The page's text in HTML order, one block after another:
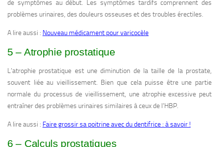
de symptômes au début. Les symptômes tardifs comprennent des
problèmes urinaires, des douleurs osseuses et des troubles érectiles.
A lire aussi : Nouveau médicament pour varicocèle
5 – Atrophie prostatique
L’atrophie prostatique est une diminution de la taille de la prostate,
souvent liée au vieillissement. Bien que cela puisse être une partie
normale du processus de vieillissement, une atrophie excessive peut
entraîner des problèmes urinaires similaires à ceux de l’HBP.
A lire aussi : Faire grossir sa poitrine avec du dentifrice : à savoir !
6 – Calculs prostatiques